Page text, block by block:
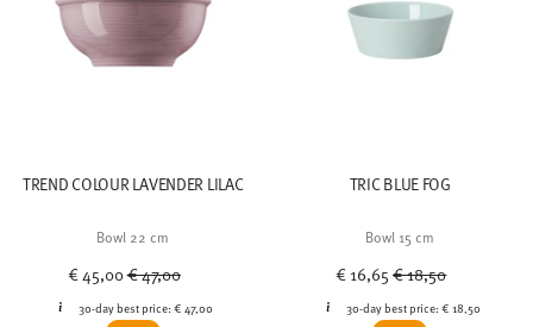
TREND COLOUR LAVENDER LILAC
Bowl 22 cm
€ 45,00Price reduced from
€ 47,00
30-day best price:€ 47,00
TRIC BLUE FOG
Bowl 15 cm
€ 16,65Price reduced from
€ 18,50
30-day best price: € 18,50